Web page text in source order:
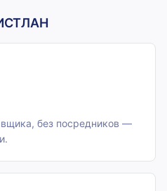
без посредников —